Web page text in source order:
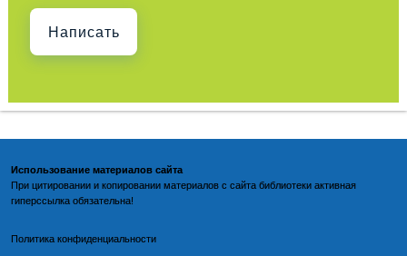
Написать
Использование материалов сайта
При цитировании и копировании материалов с сайта библиотеки активная
гиперссылка обязательна!
Политика конфиденциальности